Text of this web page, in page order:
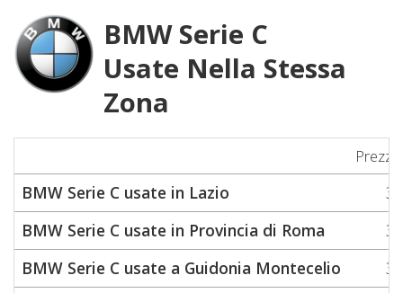
BMW Serie C
Usate Nella Stessa
Zona
BMW Serie C usate in Lazio
BMW Serie C usate in Provincia di Roma
BMW Serie C usate a Guidonia Montecelio